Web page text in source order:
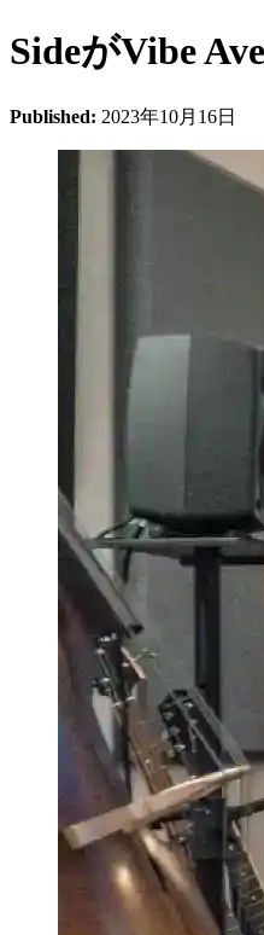
SideがVibe
Published: 2023年10月16日